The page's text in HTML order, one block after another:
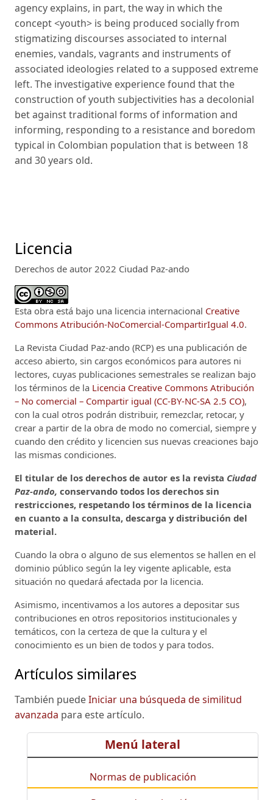
agency explains, in part, the way in which the
concept <youth> is being produced socially from
stigmatizing discourses associated to internal
enemies, vandals, vagrants and instruments of
associated ideologies related to a supposed extreme
left. The investigative experience found that the
construction of youth subjectivities has a decolonial
bet against traditional forms of information and
informing, responding to a resistance and boredom
typical in Colombian population that is between 18
and 30 years old.
Licencia
Derechos de autor 2022 Ciudad Paz-ando
Esta obra está bajo una licencia internacional Creative
Commons Atribución-NoComercial-CompartirIgual 4.0.
La Revista Ciudad Paz-ando (RCP) es una publicación de
acceso abierto, sin cargos económicos para autores ni
lectores, cuyas publicaciones semestrales se realizan bajo
los términos de la Licencia Creative Commons Atribución
– No comercial – Compartir igual (CC-BY-NC-SA 2.5 CO),
con la cual otros podrán distribuir, remezclar, retocar, y
crear a partir de la obra de modo no comercial, siempre y
cuando den crédito y licencien sus nuevas creaciones bajo
las mismas condiciones.
El titular de los derechos de autor es la revista Ciudad
Paz-ando, conservando todos los derechos sin
restricciones, respetando los términos de la licencia
en cuanto a la consulta, descarga y distribución del
material.
Cuando la obra o alguno de sus elementos se hallen en el
dominio público según la ley vigente aplicable, esta
situación no quedará afectada por la licencia.
Asimismo, incentivamos a los autores a depositar sus
contribuciones en otros repositorios institucionales y
temáticos, con la certeza de que la cultura y el
conocimiento es un bien de todos y para todos.
Artículos similares
También puedeIniciar una búsqueda de similitud
avanzada para este artículo.
Menú lateral
Normas de publicación